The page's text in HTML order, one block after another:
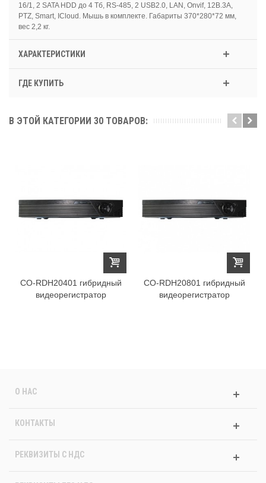
16/1, 2 SATA HDD до 4 Тб, RS-485, 2 USB2.0, LAN, Onvif, 12B.3А,
PTZ, Smart, ICloud. Мышь в комплекте. Габариты 370*280*72 мм,
вес 2,2 кг.
ХАРАКТЕРИСТИКИ
ГДЕ КУПИТЬ
В ЭТОЙ КАТЕГОРИИ 30 ТОВАРОВ:
CO-RDH20401 гибридный
видеорегистратор
CO-RDH20801 гибридный
видеорегистратор
О НАС
КОНТАКТЫ
РЕКВИЗИТЫ C НДС